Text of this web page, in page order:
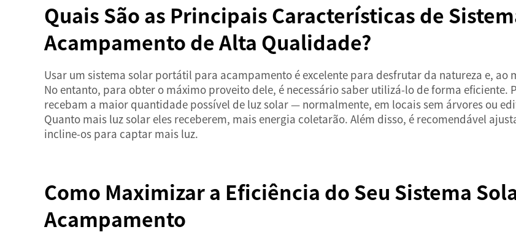
Quais São as Principais Características de
Acampamento de Alta Qualidade?
Usar um sistema solar portátil para acampamento é excelente para desfrutar da natureza e,
No entanto, para obter o máximo proveito dele, é necessário saber utilizá-lo de forma eficiente.
recebam a maior quantidade possível de luz solar — normalmente, em locais sem árvores ou
Quanto mais luz solar eles receberem, mais energia coletarão. Além disso, é recomendável
incline-os para captar mais luz.
Como Maximizar a Eficiência do Seu Sistema
Acampamento